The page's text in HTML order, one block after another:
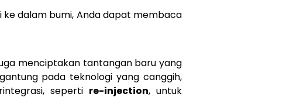
ke dalam bumi, Anda dapat membaca
menciptakan tantangan baru yang
pada teknologi yang canggih,
seperti re-injection, untuk